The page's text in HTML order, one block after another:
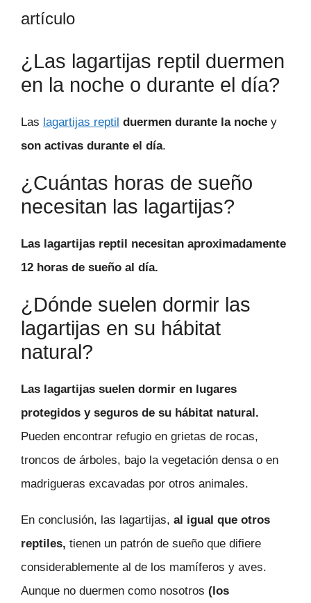
artículo
¿Las lagartijas reptil duermen
en la noche o durante el día?
Las lagartijas reptil duermen durante la noche y
son activas durante el día.
¿Cuántas horas de sueño
necesitan las lagartijas?
Las lagartijas reptil necesitan aproximadamente
12 horas de sueño al día.
¿Dónde suelen dormir las
lagartijas en su hábitat
natural?
Las lagartijas suelen dormir en lugares
protegidos y seguros de su hábitat natural.
Pueden encontrar refugio en grietas de rocas,
troncos de árboles, bajo la vegetación densa o en
madrigueras excavadas por otros animales.
En conclusión, las lagartijas, al igual que otros
reptiles, tienen un patrón de sueño que difiere
considerablemente al de los mamíferos y aves.
Aunque no duermen como nosotros (los